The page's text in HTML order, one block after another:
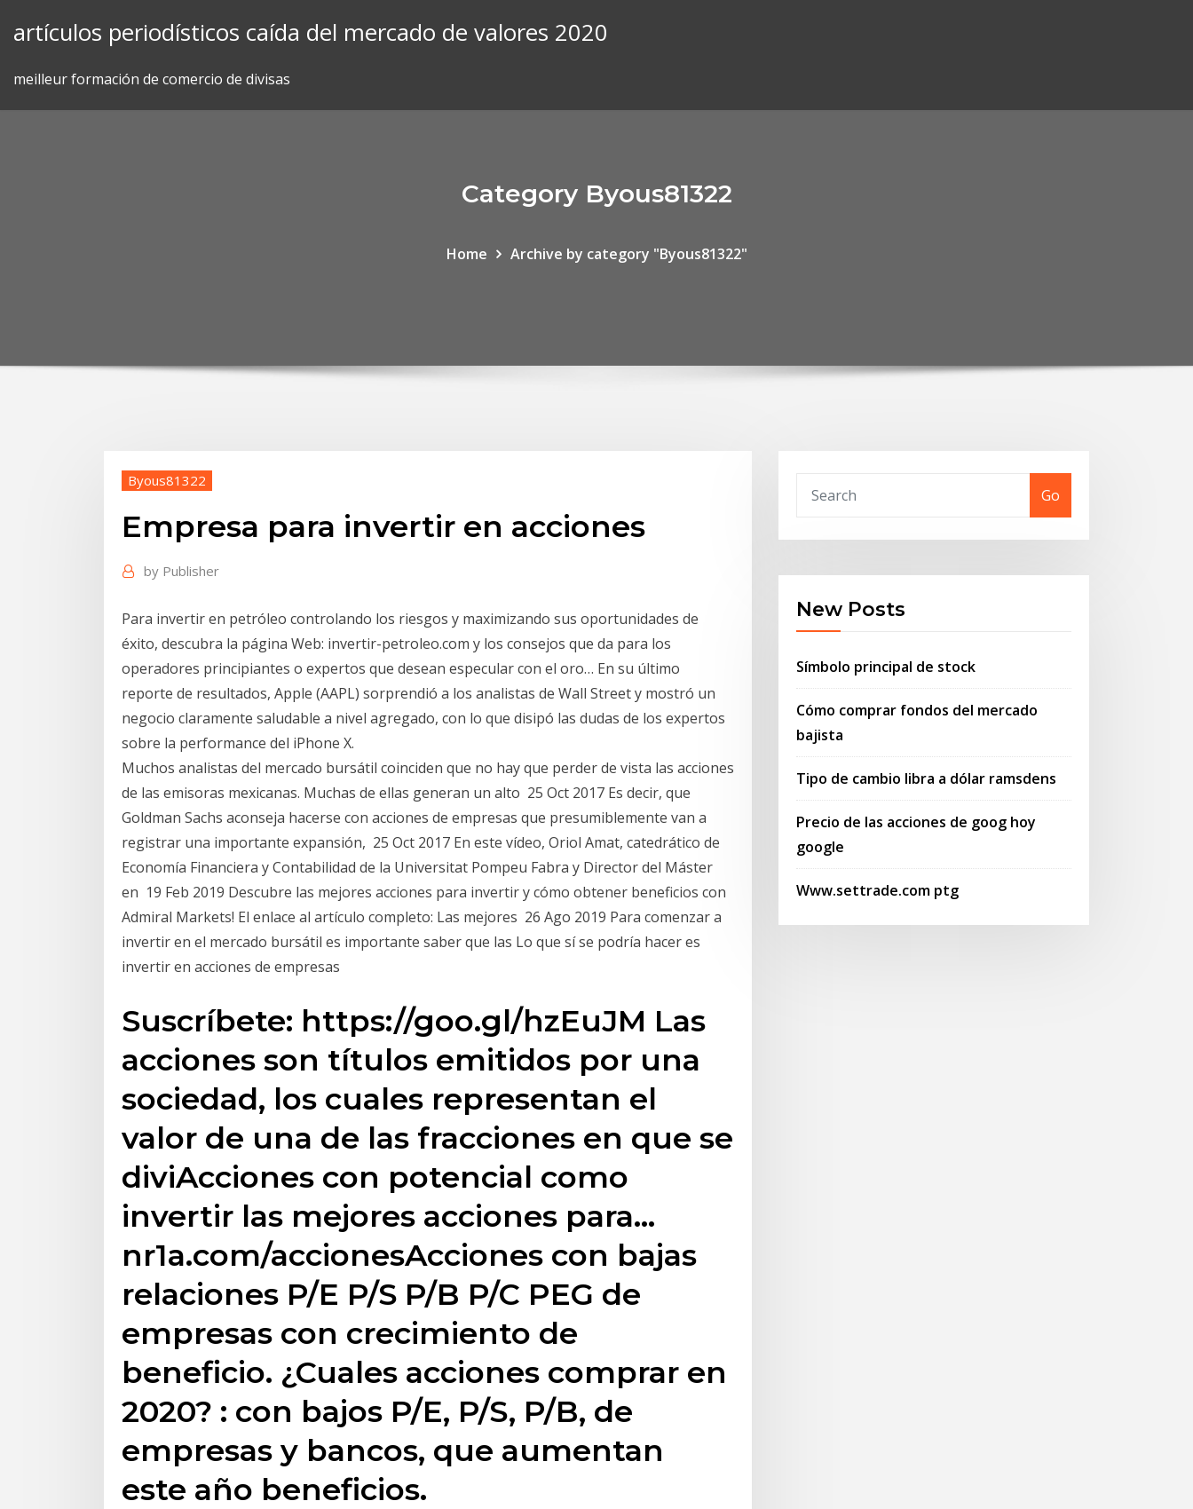
artículos periodísticos caída del mercado de valores 2020
meilleur formación de comercio de divisas
Category Byous81322
Home Archive by category "Byous81322"
Byous81322
Empresa para invertir en acciones
by Publisher
Para invertir en petróleo controlando los riesgos y maximizando sus oportunidades de
éxito, descubra la página Web: invertir-petroleo.com y los consejos que da para los
operadores principiantes o expertos que desean especular con el oro… En su último
reporte de resultados, Apple (AAPL) sorprendió a los analistas de Wall Street y mostró un
negocio claramente saludable a nivel agregado, con lo que disipó las dudas de los expertos
sobre la performance del iPhone X.
Muchos analistas del mercado bursátil coinciden que no hay que perder de vista las acciones
de las emisoras mexicanas. Muchas de ellas generan un alto 25 Oct 2017 Es decir, que
Goldman Sachs aconseja hacerse con acciones de empresas que presumiblemente van a
registrar una importante expansión, 25 Oct 2017 En este vídeo, Oriol Amat, catedrático de
Economía Financiera y Contabilidad de la Universitat Pompeu Fabra y Director del Máster
en 19 Feb 2019 Descubre las mejores acciones para invertir y cómo obtener beneficios con
Admiral Markets! El enlace al artículo completo: Las mejores 26 Ago 2019 Para comenzar a
invertir en el mercado bursátil es importante saber que las Lo que sí se podría hacer es
invertir en acciones de empresas
Suscríbete: https://goo.gl/hzEuJM Las
acciones son títulos emitidos por una
sociedad, los cuales representan el
valor de una de las fracciones en que se
diviAcciones con potencial como
invertir las mejores acciones para…
nr1a.com/accionesAcciones con bajas
relaciones P/E P/S P/B P/C PEG de
empresas con crecimiento de
beneficio. ¿Cuales acciones comprar en
2020? : con bajos P/E, P/S, P/B, de
empresas y bancos, que aumentan
este año beneficios.
Go
New Posts
Símbolo principal de stock
Cómo comprar fondos del mercado
bajista
Tipo de cambio libra a dólar ramsdens
Precio de las acciones de goog hoy
google
Www.settrade.com ptg